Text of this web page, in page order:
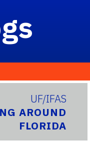
UF/IFAS
AROUND
FLORIDA